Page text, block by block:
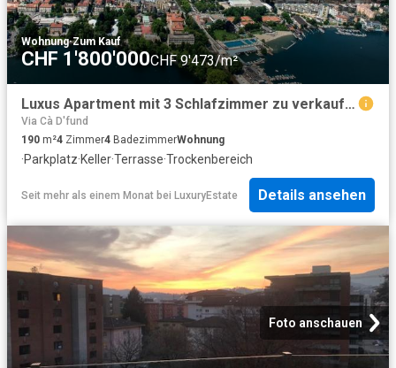
Wohnung·Zum Kauf
CHF 1'800'000CHF 9'473/m²
Luxus Apartment mit 3 Schlafzimmer zu verkaufen in Lugano Centro, Schweiz
Via Cà D'fund
190 m²4 Zimmer4 BadezimmerWohnung
·Parkplatz·Keller·Terrasse·Trockenbereich
Seit mehr als einem Monat bei LuxuryEstate Details ansehen
Foto anschauen